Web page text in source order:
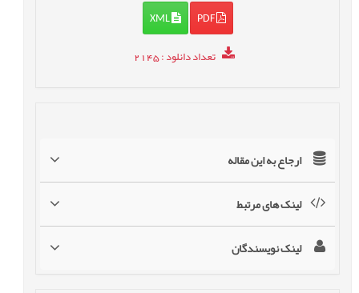
PDF
XML
تعداد دانلود: 2145
ارجاع به این مقاله
لینک های مرتبط
لینک نویسندگان